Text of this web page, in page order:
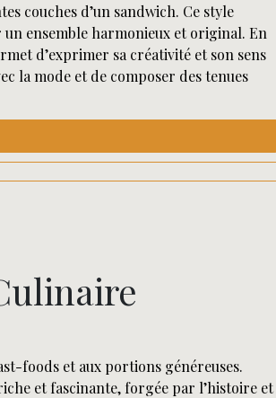
couches d’un sandwich. Ce style
ensemble harmonieux et original. En
d’exprimer sa créativité et son sens
la mode et de composer des tenues
foods et aux portions généreuses.
et fascinante, forgée par l’histoire et